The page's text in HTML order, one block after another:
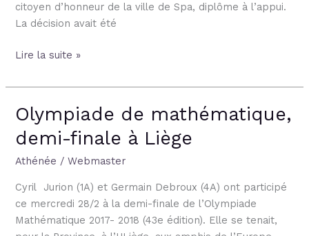
citoyen d’honneur de la ville de Spa, diplôme à l’appui.
La décision avait été
Lire la suite »
Olympiade de mathématique,
demi-finale à Liège
Athénée /Webmaster
Cyril Jurion (1A) et Germain Debroux (4A) ont participé
ce mercredi 28/2 à la demi-finale de l’Olympiade
Mathématique 2017- 2018 (43e édition). Elle se tenait,
Olympiade
mathématique,
demi-
à
Liège